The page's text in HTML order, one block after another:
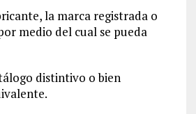
la marca registrada o
medio del cual se pueda
distintivo o bien